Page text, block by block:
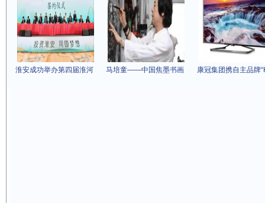
淮安成功举办第四届淮河 马培童——中国焦墨书画 康冠集团携自主品牌